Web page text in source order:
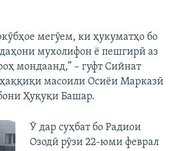
мегӯем, ки ҳукуматҳо бо
мухолифон ё пешгирӣ аз
мондаанд,” – гуфт Сийнат
масоили Осиёи Марказӣ
Ҳуқуқи Башар.
Ӯ дар суҳбат бо Радиои
Озодӣ рӯзи 22-юми феврал